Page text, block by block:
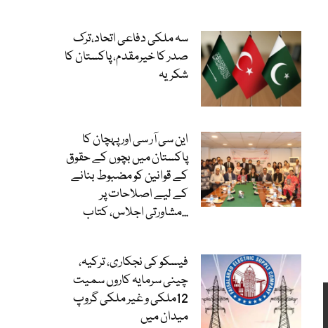
سہ ملکی دفاعی اتحاد،ترک
صدر کا خیرمقدم، پاکستان کا
شکریہ
این سی آر سی اور پہچان کا
پاکستان میں بچوں کے حقوق
کے قوانین کو مضبوط بنانے
کے لیے اصلاحات پر
مشاورتی اجلاس، کتاب...
فیسکو کی نجکاری، ترکیہ،
چینی سرمایہ کاروں سمیت
12ملکی و غیر ملکی گروپ
میدان میں